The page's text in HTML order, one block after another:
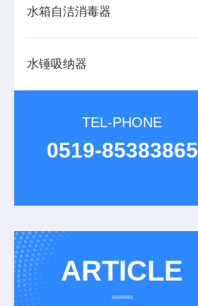
水箱自洁消毒器
水锤吸纳器
TEL-PHONE
0519-85383865
ARTICLE